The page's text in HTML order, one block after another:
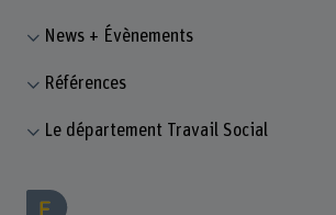
News + Évènements
Références
Le département Travail Social